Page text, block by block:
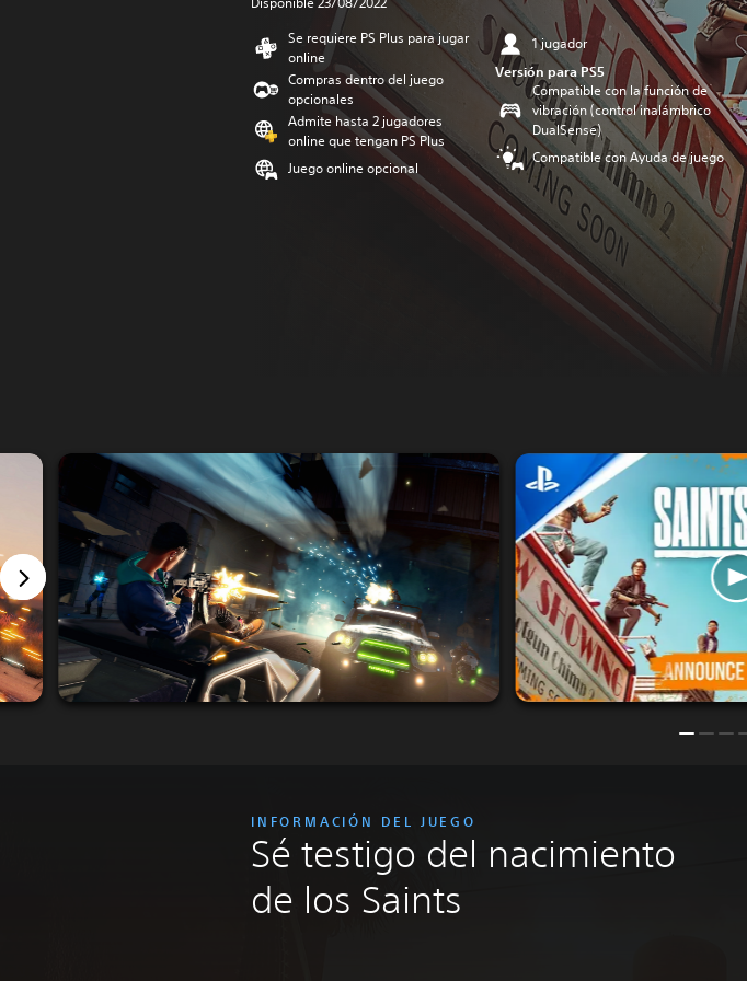
Se requiere PS Plus para jugar
online
Compras dentro del juego
opcionales
Admite hasta 2 jugadores
online que tengan PS Plus
Juego online opcional
1 jugador
Versión para PS5
Compatible con la función de
vibración (control inalámbrico
DualSense)
Compatible con Ayuda de juego
INFORMACIÓN DEL JUEGO
Sé testigo del nacimiento
de los Saints